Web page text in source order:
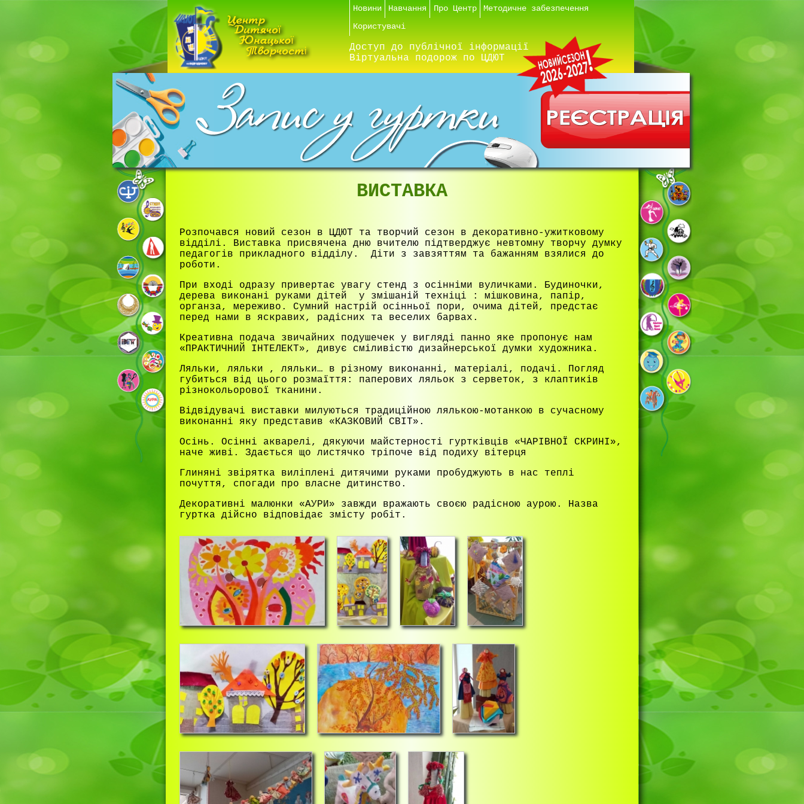
Новини Навчання Про Центр
Методичне забезпечення
Користувачі
Доступ до публічної інформації
Віртуальна подорож по ЦДЮТ
ВИСТАВКА
Розпочався новий сезон в ЦДЮТ та творчий сезон в декоративно-ужитковому
відділі. Виставка присвячена дню вчителю підтверджує невтомну творчу думку
педагогів прикладного відділу. Діти з завзяттям та бажанням взялися до
роботи.
При вході одразу привертає увагу стенд з осінніми вуличками. Будиночки,
дерева виконані руками дітей у змішаній техніці : мішковина, папір,
органза, мереживо. Сумний настрій осінньої пори, очима дітей, предстає
перед нами в яскравих, радісних та веселих барвах.
Креативна подача звичайних подушечек у вигляді панно яке пропонує нам
«ПРАКТИЧНИЙ ІНТЕЛЕКТ», дивує сміливістю дизайнерської думки художника.
Ляльки, ляльки , ляльки… в різному виконанні, матеріалі, подачі. Погляд
губиться від цього розмаїття: паперових ляльок з серветок, з клаптиків
різнокольорової тканини.
Відвідувачі виставки милуються традиційною лялькою-мотанкою в сучасному
виконанні яку представив «КАЗКОВИЙ СВІТ».
Осінь. Осінні акварелі, дякуючи майстерності гуртківців «ЧАРІВНОЇ СКРИНІ»,
наче живі. Здається що листячко тріпоче від подиху вітерця
Глиняні звірятка виліплені дитячими руками пробуджують в нас теплі
почуття, спогади про власне дитинство.
Декоративні малюнки «АУРИ» завжди вражають своєю радісною аурою. Назва
гуртка дійсно відповідає змісту робіт.